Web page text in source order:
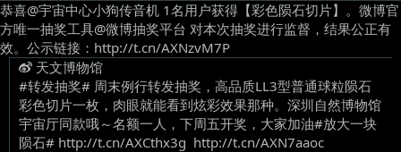
恭喜@宇宙中心小狗传音机 1名用户获得【彩色陨石切片】。微博官
方唯一抽奖工具@微博抽奖平台 对本次抽奖进行监督，结果公正有
效。公示链接：http://t.cn/AXNzvM7P
天文博物馆
#转发抽奖# 周末例行转发抽奖，高品质LL3型普通球粒陨石
彩色切片一枚，肉眼就能看到炫彩效果那种。深圳自然博物馆
宇宙厅同款哦～名额一人，下周五开奖，大家加油#放大一块
陨石# http://t.cn/AXCthx3g ​ http://t.cn/AXN7aaoc ​